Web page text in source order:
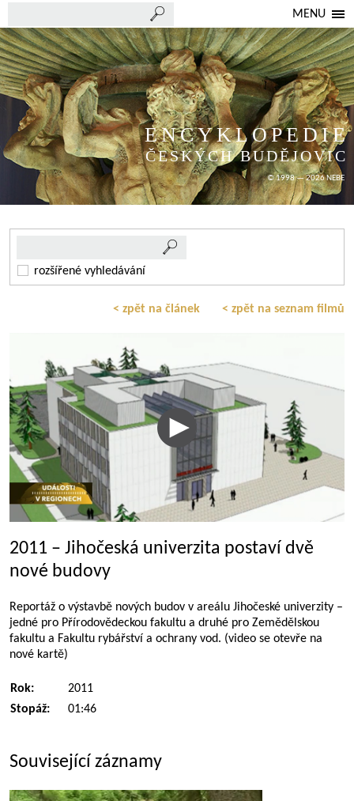
MENU
ENCYKLOPEDIE
ČESKÝCH BUDĚJOVIC
© 1998 — 2026 NEBE
rozšířené vyhledávání
< zpět na článek < zpět na seznam filmů
2011 – Jihočeská univerzita postaví dvě
nové budovy
Reportáž o výstavbě nových budov v areálu Jihočeské univerzity –
jedné pro Přírodovědeckou fakultu a druhé pro Zemědělskou
fakultu a Fakultu rybářství a ochrany vod. (video se otevře na
nové kartě)
Rok:
2011
Stopáž:
01:46
Související záznamy